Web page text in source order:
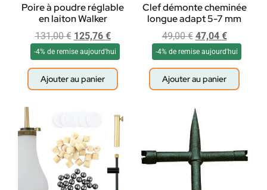
Poire à poudre réglable
en laiton Walker
131,00€ 125,76 €
-4% de remise aujourd'hui
Ajouter au panier
Clef démonte cheminée
longue adapt 5-7 mm
49,00€ 47,04 €
-4% de remise aujourd'hui
Ajouter au panier